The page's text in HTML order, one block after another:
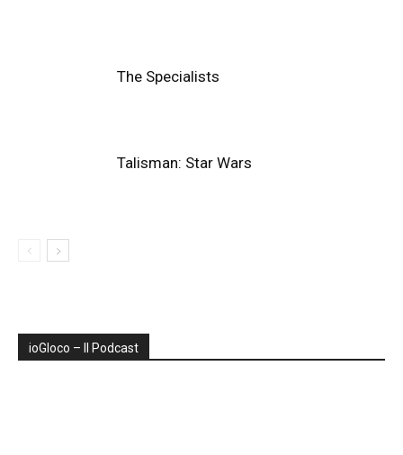
The Specialists
Talisman: Star Wars
ioGIoco – Il Podcast